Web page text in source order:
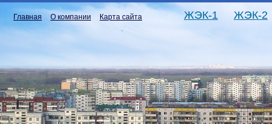
Главная О компании Карта сайта ЖЭК-1 ЖЭК-2